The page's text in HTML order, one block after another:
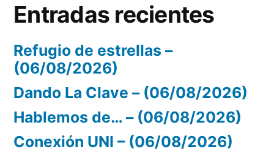
Entradas recientes
Refugio de estrellas –
(06/08/2026)
Dando La Clave – (06/08/2026)
Hablemos de… – (06/08/2026)
Conexión UNI – (06/08/2026)